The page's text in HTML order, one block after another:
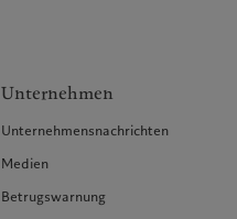
Unternehmen
Unternehmensnachrichten
Medien
Betrugswarnung